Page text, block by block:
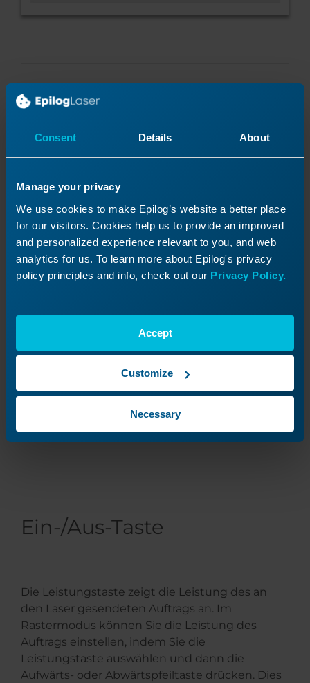
Consent Details About
Manage your privacy
We use cookies to make Epilog’s website a better place
for our visitors. Cookies help us to provide an improved
and personalized experience relevant to you, and web
analytics for us. To learn more about Epilog's privacy
policy principles and info, check out our Privacy Policy.
Accept
Customize
Necessary
Frequenz-Taste
(RF) und die Vektorfrequenz (VF) an. Durch
Drücken der Aufwärts- oder Abwärts-Pfeiltaste
wird die Frequenzausgabe des Lasers im
Rastermodus erhöht oder verringert.
Ein-/Aus-Taste
Die Leistungstaste zeigt die Leistung des an
den Laser gesendeten Auftrags an. Im
Rastermodus können Sie die Leistung des
Auftrags einstellen, indem Sie die
Leistungstaste auswählen und dann die
Aufwärts- oder Abwärtspfeiltaste drücken. Dies